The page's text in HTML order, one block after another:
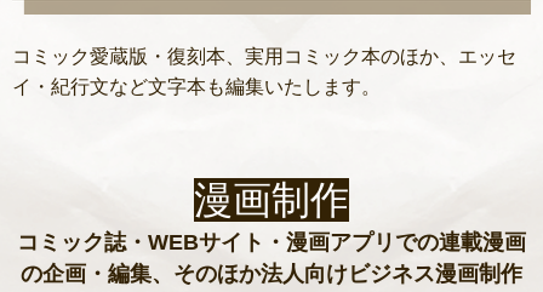
コミック愛蔵版・復刻本、実用コミック本のほか、エッセ
イ・紀行文など文字本も編集いたします。
漫画制作
コミック誌・WEBサイト・漫画アプリでの連載漫画
の企画・編集、そのほか法人向けビジネス漫画制作